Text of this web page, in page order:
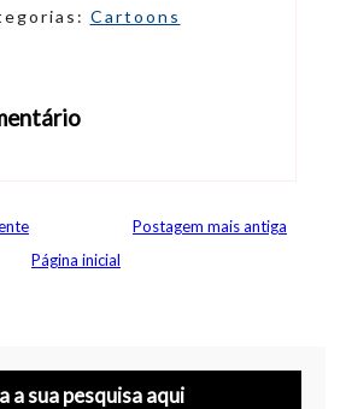
Cartoons
Postagem mais antiga
Página inicial
a sua pesquisa aqui